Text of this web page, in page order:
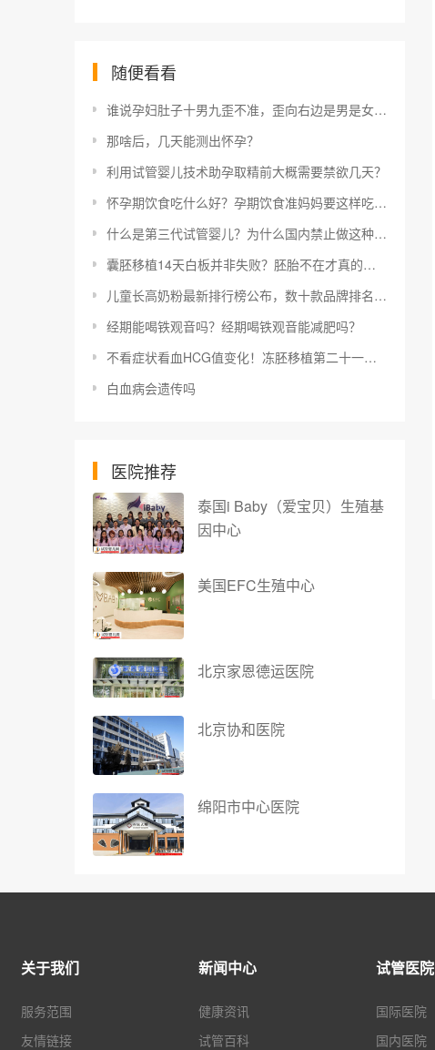
随便看看
谁说孕妇肚子十男九歪不准，歪向右边是男是女一看便知
那啥后，几天能测出怀孕？
利用试管婴儿技术助孕取精前大概需要禁欲几天？
怀孕期饮食吃什么好？孕期饮食准妈妈要这样吃才科学
什么是第三代试管婴儿？为什么国内禁止做这种手术？
囊胚移植14天白板并非失败？胚胎不在才真的没希望
儿童长高奶粉最新排行榜公布，数十款品牌排名变动明显！
经期能喝铁观音吗？经期喝铁观音能减肥吗？
不看症状看血HCG值变化！冻胚移植第二十一天症状少不担心
白血病会遗传吗
医院推荐
泰国i Baby（爱宝贝）生殖基
因中心
美国EFC生殖中心
北京家恩德运医院
北京协和医院
绵阳市中心医院
关于我们
服务范围
友情链接
新闻中心
健康资讯
试管百科
试管医院
国际医院
国内医院